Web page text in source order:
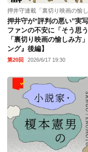
押井守連載「裏切り映画の愉し
押井守が“評判の悪い”実
ファンの不安に「そう思
「裏切り映画の愉しみ方
ング』後編】
第20回 2026/6/17 19:30